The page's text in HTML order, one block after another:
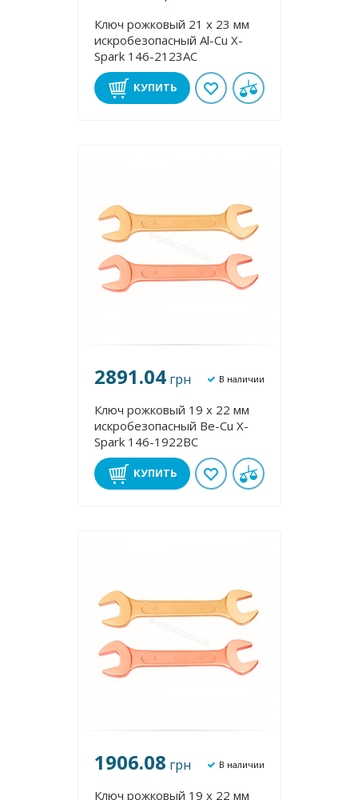
Ключ рожковый 21 х 23 мм
искробезопасный Al-Cu X-
Spark 146-2123AC
КУПИТЬ
2891.04 грн В наличии
Ключ рожковый 19 х 22 мм
искробезопасный Be-Cu X-
Spark 146-1922BC
КУПИТЬ
1906.08 грн В наличии
Ключ рожковый 19 х 22 мм